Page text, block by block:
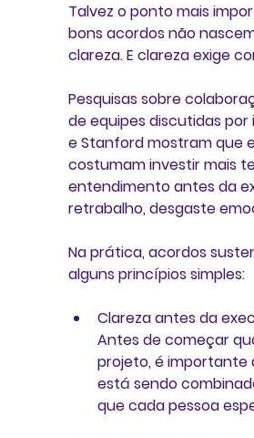
Talvez o ponto mais
bons acordos não
clareza. E clareza exige
Pesquisas sobre
de equipes discutidas
e Stanford mostram que
costumam investir mais
entendimento antes da
retrabalho, desgaste
Na prática, acordos
alguns princípios simples:
Clareza antes da
Antes de começar
projeto, é
está sendo
que cada pessoa